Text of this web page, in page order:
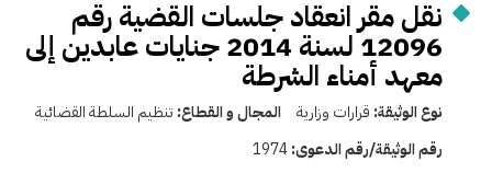
نقل مقر انعقاد جلسات القضية رقم
12096 لسنة 2014 جنايات عابدين إلى
معهد أمناء الشرطة
نوع الوثيقة: قرارات وزارية المجال و القطاع: تنظيم السلطة القضائية
رقم الوثيقة/رقم الدعوى:1974